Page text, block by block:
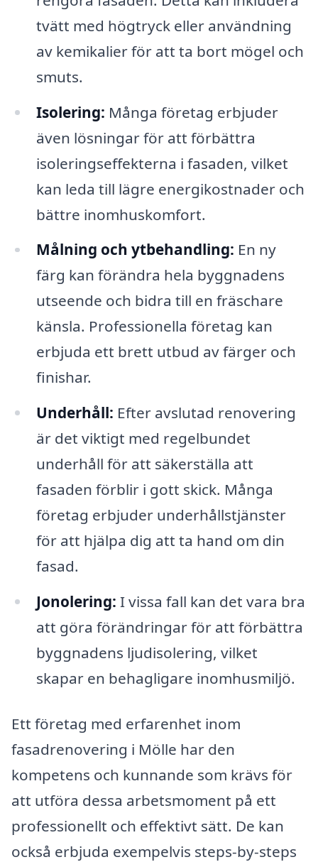
tvätt med högtryck eller användning
av kemikalier för att ta bort mögel och
smuts.
Isolering: Många företag erbjuder
även lösningar för att förbättra
isoleringseffekterna i fasaden, vilket
kan leda till lägre energikostnader och
bättre inomhuskomfort.
Målning och ytbehandling: En ny
färg kan förändra hela byggnadens
utseende och bidra till en fräschare
känsla. Professionella företag kan
erbjuda ett brett utbud av färger och
finishar.
Underhåll: Efter avslutad renovering
är det viktigt med regelbundet
underhåll för att säkerställa att
fasaden förblir i gott skick. Många
företag erbjuder underhållstjänster
för att hjälpa dig att ta hand om din
fasad.
Jonolering: I vissa fall kan det vara bra
att göra förändringar för att förbättra
byggnadens ljudisolering, vilket
skapar en behagligare inomhusmiljö.
Ett företag med erfarenhet inom
fasadrenovering i Mölle har den
kompetens och kunnande som krävs för
att utföra dessa arbetsmoment på ett
professionellt och effektivt sätt. De kan
också erbjuda exempelvis steps-by-steps